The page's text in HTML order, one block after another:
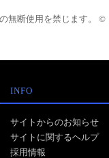
無断使用を禁じます。 ©
INFO
サイトからのお知らせ
サイトに関するヘルプ
採用情報